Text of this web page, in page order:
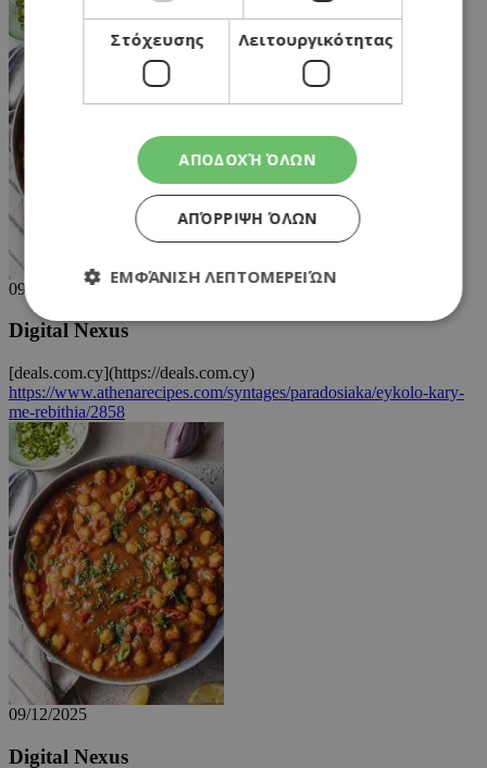
09/12/2025
Digital Nexus
[deals.com.cy](https://deals.com.cy)
https://www.athenarecipes.com/syntages/paradosiaka/eykolo-kary-
me-rebithia/2858
09/12/2025
Digital Nexus
Στόχευσης Λειτουργικότητας
ΑΠΟΔΟΧΉ ΌΛΩΝ
ΑΠΌΡΡΙΨΗ ΌΛΩΝ
ΕΜΦΆΝΙΣΗ ΛΕΠΤΟΜΕΡΕΙΏΝ
Απολύτως απαραίτητα
Στόχευσης
Λειτουργικότητας
Τα απολύτως απαραίτητα cookies επιτρέπουν
βασικές λειτουργίες του ιστότοπου, όπως τη
σύνδεση χρήστη και τη διαχείριση λογαριασμού.
Ο ιστότοπος δεν μπορεί να χρησιμοποιηθεί σωστά
χωρίς τα απολύτως απαραίτητα cookies.
Ονοματεπώνυμο
G_ENABLED_IDPS
PHPSESSID